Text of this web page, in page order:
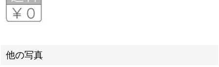
他の写真